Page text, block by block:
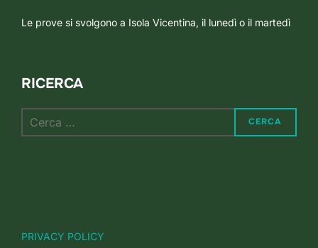
Le prove si svolgono a Isola Vicentina, il lunedì o il martedì
RICERCA
per:
CERCA
PRIVACY POLICY